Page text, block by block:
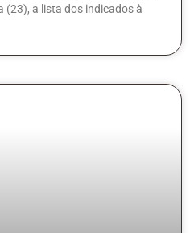
(23), a lista dos indicados à